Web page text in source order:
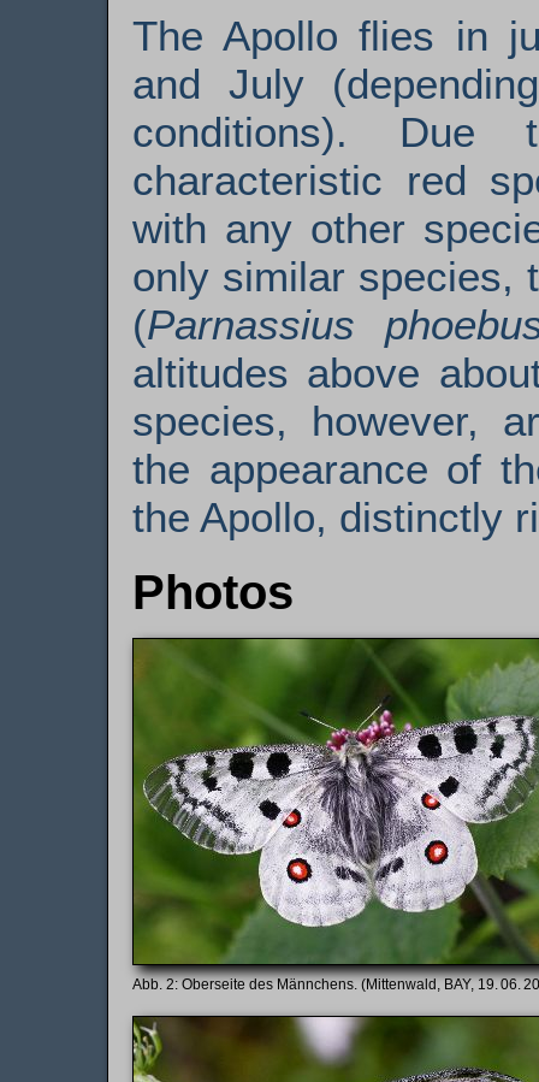
The Apollo flies in
and July
conditions).
characteristic red
with any other
only similar species,
(Parnassius
altitudes above
species, however,
the appearance of
the Apollo, distinctly
Photos
Oberseite des Männchens. (Mittenwald, BAY, 19. 06.